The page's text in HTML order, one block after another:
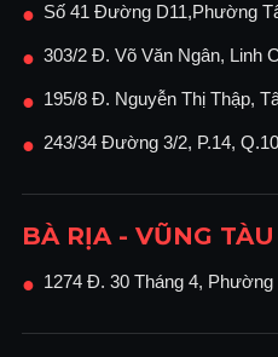
● Số 41 Đường D11,Phường
● 303/2 Đ. Võ Văn Ngân, Linh
● 195/8 Đ. Nguyễn Thị Thập,
● 243/34 Đường 3/2, P.14, Q.10
BÀ RỊA - VŨNG TÀU
● 1274 Đ. 30 Tháng 4, Phường